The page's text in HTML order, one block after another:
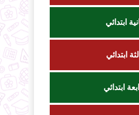
ابتدائي
ابتدائي
ابتدائي